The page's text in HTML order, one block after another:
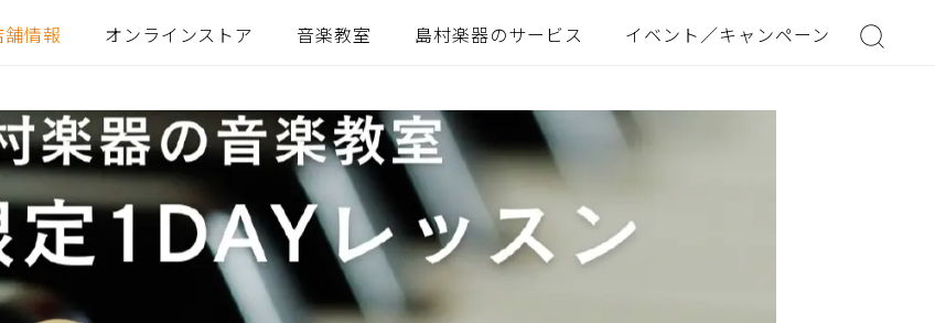
舗情報 オンラインストア 音楽教室 島村楽器のサービス イベント／キャンペーン